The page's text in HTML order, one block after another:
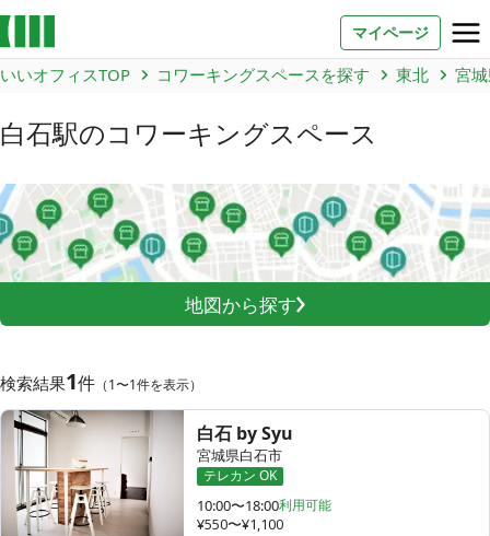
マイページ
よくあるご質問
法人での利用
いいオフィス（コワーキングスペース）
いい会議室（会議室専用スペース）
FCオーナー募集
コワーキング運営DXシステム
E Solution
いいオフィスTOP コワーキングスペースを探す 東北 宮
白石駅のコワーキングスペース
地図から探す
検索結果1件 （1〜1件を表示）
白石 by Syu
宮城県白石市
テレカン OK
10:00〜18:00利用可能
¥550〜¥1,100